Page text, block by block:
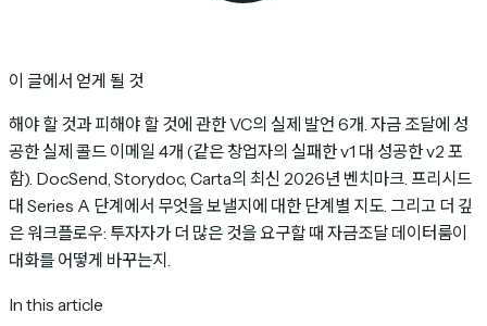
이 글에서 얻게 될 것
해야 할 것과 피해야 할 것에 관한 VC의 실제 발언 6개. 자금 조달에 성
공한 실제 콜드 이메일 4개 (같은 창업자의 실패한 v1 대 성공한 v2 포
함). DocSend, Storydoc, Carta의 최신 2026년 벤치마크. 프리시드
대 Series A 단계에서 무엇을 보낼지에 대한 단계별 지도. 그리고 더 깊
은 워크플로우: 투자자가 더 많은 것을 요구할 때 자금조달 데이터룸이
대화를 어떻게 바꾸는지.
In this article